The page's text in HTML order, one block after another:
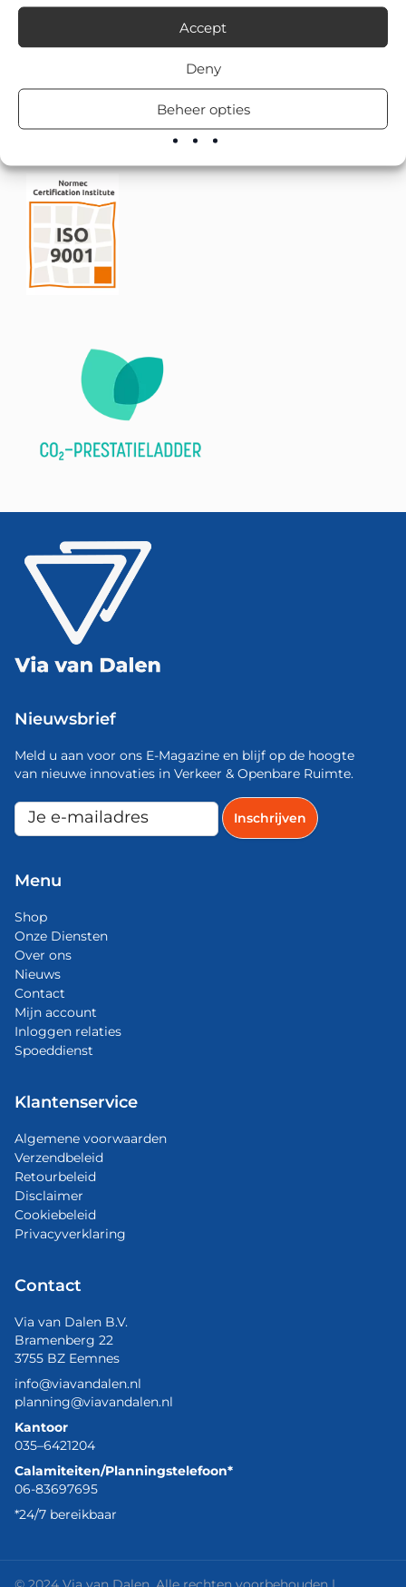
Accept
Deny
Beheer opties
Nieuwsbrief
Meld u aan voor ons E-Magazine en blijf op de hoogte
van nieuwe innovaties in Verkeer & Openbare Ruimte.
Menu
Shop
Onze Diensten
Over ons
Nieuws
Contact
Mijn account
Inloggen relaties
Spoeddienst
Klantenservice
Algemene voorwaarden
Verzendbeleid
Retourbeleid
Disclaimer
Cookiebeleid
Privacyverklaring
Contact
Via van Dalen B.V.
Bramenberg 22
3755 BZ Eemnes
info@viavandalen.nl
planning@viavandalen.nl
Kantoor
035–6421204
Calamiteiten/Planningstelefoon*
06-83697695
*24/7 bereikbaar